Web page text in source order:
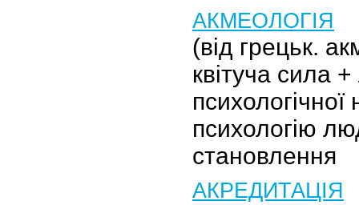
АКМЕОЛОГІЯ
(від грецьк.
квітуча сила +
психологію
становлення
АКРЕДИТАЦІЯ